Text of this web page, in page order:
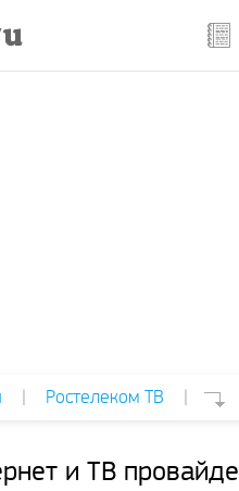
| Ростелеком ТВ |
и ТВ